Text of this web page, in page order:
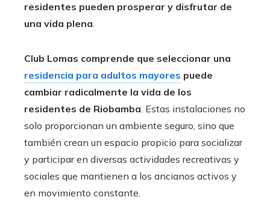
residentes pueden prosperar y disfrutar de
una vida plena.
Club Lomas comprende que seleccionar una
residencia para adultos mayores puede
cambiar radicalmente la vida de los
residentes de Riobamba. Estas instalaciones no
solo proporcionan un ambiente seguro, sino que
también crean un espacio propicio para socializar
y participar en diversas actividades recreativas y
sociales que mantienen a los ancianos activos y
en movimiento constante.